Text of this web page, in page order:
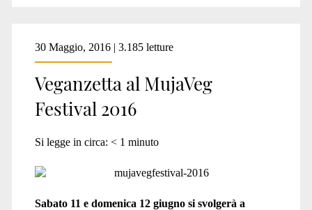
30 Maggio, 2016 | 3.185 letture
Veganzetta al MujaVeg
Festival 2016
Si legge in circa: < 1 minuto
Sabato 11 e domenica 12 giugno si svolgerà a